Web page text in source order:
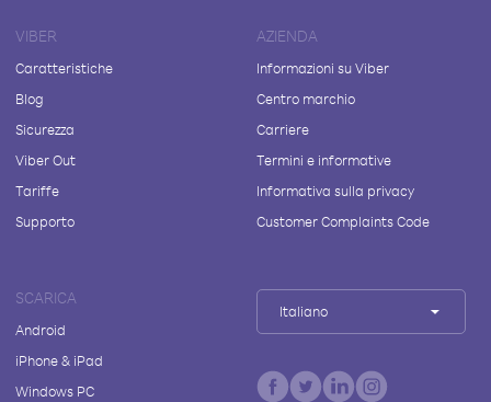
VIBER
Caratteristiche
Blog
Sicurezza
Viber Out
Tariffe
Supporto
AZIENDA
Informazioni su Viber
Centro marchio
Carriere
Termini e informative
Informativa sulla privacy
Customer Complaints Code
SCARICA
Android
iPhone & iPad
Windows PC
Italiano